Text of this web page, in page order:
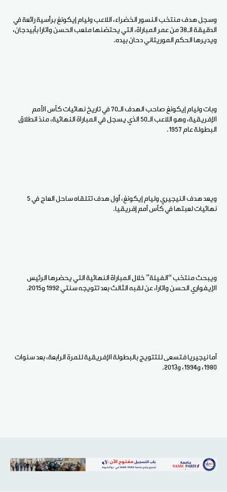
وسجل هدف منتخب النسور الخضراء، اللاعب وليام إيكونغ برأسية رائعة في
الدقيقة الـ38 من عمر المباراة، التي يحتضنها ملعب الحسن واتارا بأبيدجان،
ويديرها الحكم الموريتاني دحان بيده.
وبات وليام إيكونغ صاحب الهدف الـ70 في تاريخ نهائيات كأس الأمم
الإفريقية، وهو اللاعب الـ50 الذي يسجل في المباراة النهائية، منذ انطلاق
البطولة عام 1957.
ويعد هدف النيجيري وليام إيكونغ، أول هدف تتلقاه ساحل العاج في 5
نهائيات لعبتها في كأس أمم إفريقيا.
ويبحث منتخب “الفيلة” خلال المباراة النهائية التي يحضرها الرئيس
الإيفواري الحسن واتارا، عن لقبه الثالث بعد تتويجه سنتي 1992 و2015.
أما نيجيريا فتسعى للتتويج بالبطولة الإفريقية للمرة الرابعة، بعد سنوات
1980، و1994، و2013.